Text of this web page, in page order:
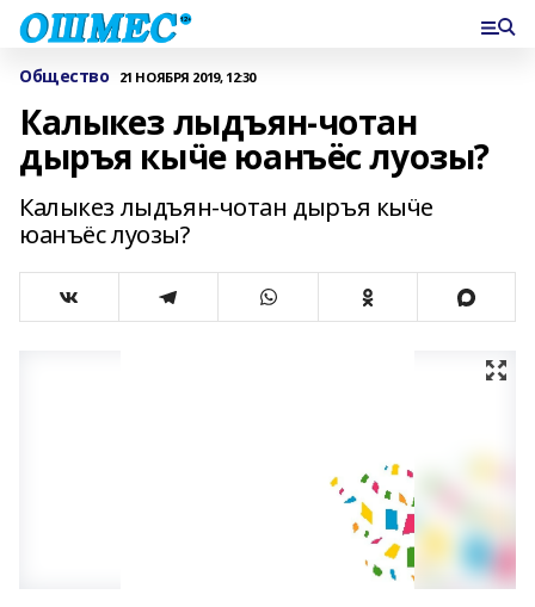
Общество 21 НОЯБРЯ 2019, 12:30
Калыкез лыдъян-чотан
дыръя кыӵе юанъёс луозы?
Калыкез лыдъян-чотан дыръя кыӵе
юанъёс луозы?